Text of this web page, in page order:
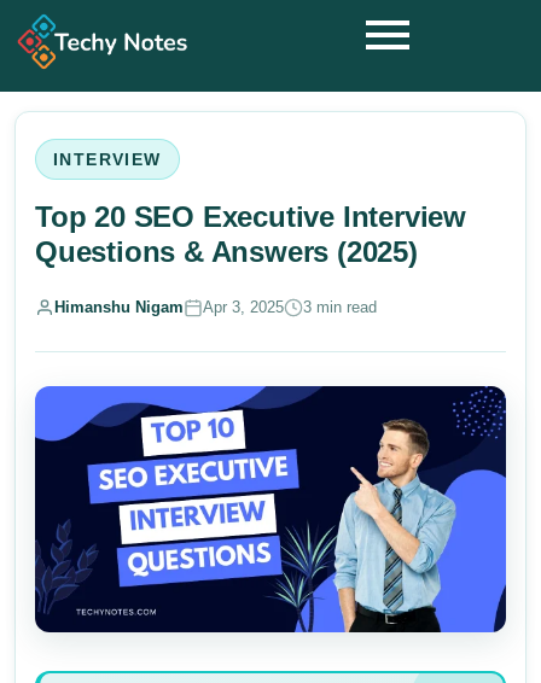
INTERVIEW
Top 20 SEO Executive Interview
Questions & Answers (2025)
Himanshu Nigam Apr 3, 2025 3 min read